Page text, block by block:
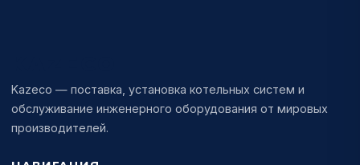
Kazeco — поставка, установка котельных систем и
обслуживание инженерного оборудования от мировых
производителей.